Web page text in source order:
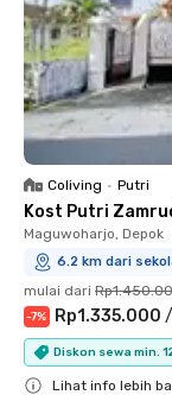
Coliving • Putri
Kost Putri
Maguwoharjo, Depok
6.2 km dari
mulai dari
-7% Rp1.335.000 /
Diskon sewa min.
Lihat info lebih